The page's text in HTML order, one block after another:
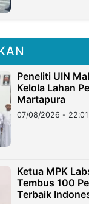
Peneliti UIN
Kelola Lahan
Martapura
07/08/2026 - 22:01
Ketua MPK
Tembus 100
Terbaik